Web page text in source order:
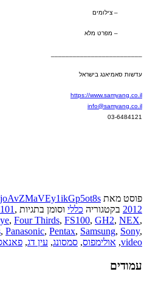
– צילומים
– מפרט מלא
עדשות סאמיאנג בישראל
https://www.samyang.co.il
info@samyang.co.il
03-6484121
פוסט מאת joAvZMaVEy1ikGp5ot8s
2012 בקטגוריה כללי וסומן בתגיות ,
, Four Thirds, FS100, GH2, NEX,
, Panasonic, Pentax, Samsung, Sony,
video
, אולימפוס, סמסונג, עין דג,
עמודים